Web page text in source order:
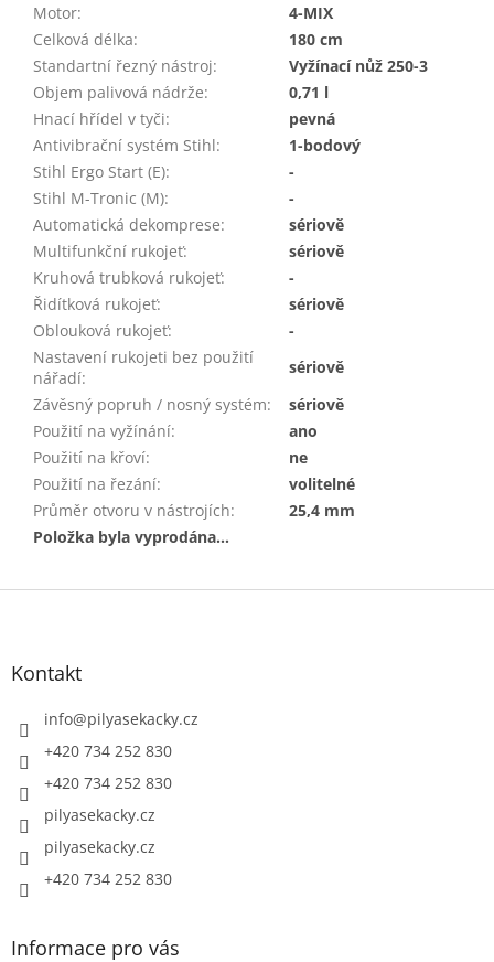
Motor:
4-MIX
Celková délka:
180 cm
Standartní řezný nástroj:
Vyžínací nůž 250-3
Objem palivová nádrže:
0,71 l
Hnací hřídel v tyči:
pevná
Antivibrační systém Stihl:
1-bodový
Stihl Ergo Start (E):
-
Stihl M-Tronic (M):
-
Automatická dekomprese:
sériově
Multifunkční rukojeť:
sériově
Kruhová trubková rukojeť:
-
Řidítková rukojeť:
sériově
Oblouková rukojeť:
-
Nastavení rukojeti bez použití
nářadí:
sériově
Závěsný popruh / nosný systém:
sériově
Použití na vyžínání:
ano
Použití na křoví:
ne
Použití na řezání:
volitelné
Průměr otvoru v nástrojích:
25,4 mm
Položka byla vyprodána…
Z
Kontakt
info@pilyasekacky.cz
+420 734 252 830
+420 734 252 830
pilyasekacky.cz
pilyasekacky.cz
+420 734 252 830
Informace pro vás